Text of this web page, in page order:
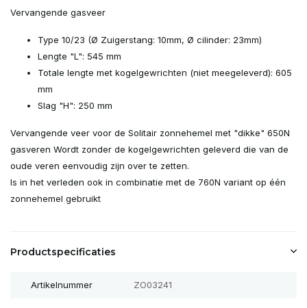
Vervangende gasveer
Type 10/23 (Ø Zuigerstang: 10mm, Ø cilinder: 23mm)
Lengte "L": 545 mm
Totale lengte met kogelgewrichten (niet meegeleverd): 605
mm
Slag "H": 250 mm
Vervangende veer voor de Solitair zonnehemel met "dikke" 650N
gasveren Wordt zonder de kogelgewrichten geleverd die van de
oude veren eenvoudig zijn over te zetten.
Is in het verleden ook in combinatie met de 760N variant op één
zonnehemel gebruikt
Productspecificaties
Artikelnummer ZO03241